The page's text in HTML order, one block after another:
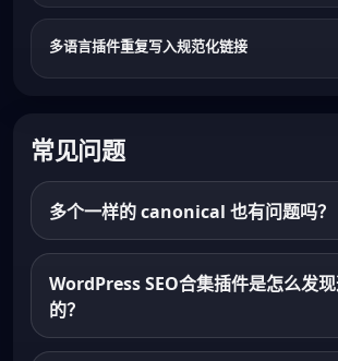
多语言插件重复写入规范化链接
常见问题
多个一样的 canonical 也有问题吗？
WordPress SEO合集插件是怎么发
的？